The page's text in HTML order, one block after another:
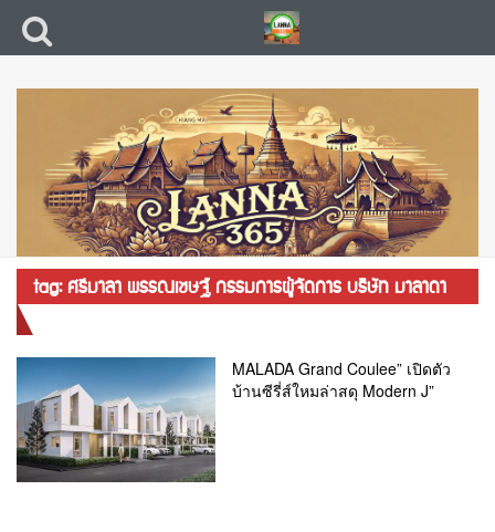
tag: ศรีมาลา พรรณเชษฐ์ กรรมการผู้จัดการ บริษัท มาลาดา
MALADA Grand Coulee” เปิดตัว
บ้านซีรี่ส์ใหมล่าสดุ Modern J”